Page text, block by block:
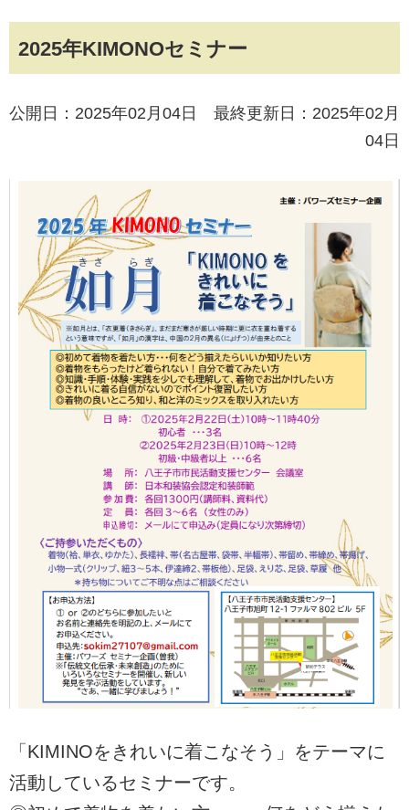
2025年KIMONOセミナー
公開日：2025年02月04日 最終更新日：2025年02月
04日
「KIMINOをきれいに着こなそう」をテーマに
活動しているセミナーです。